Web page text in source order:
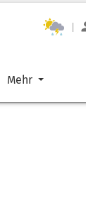
|
Mehr